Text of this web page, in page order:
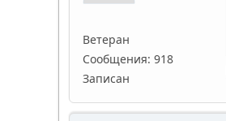
Ветеран
Сообщения: 918
Записан